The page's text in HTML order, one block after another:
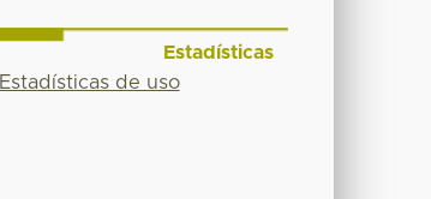
Estadísticas
Estadísticas de uso